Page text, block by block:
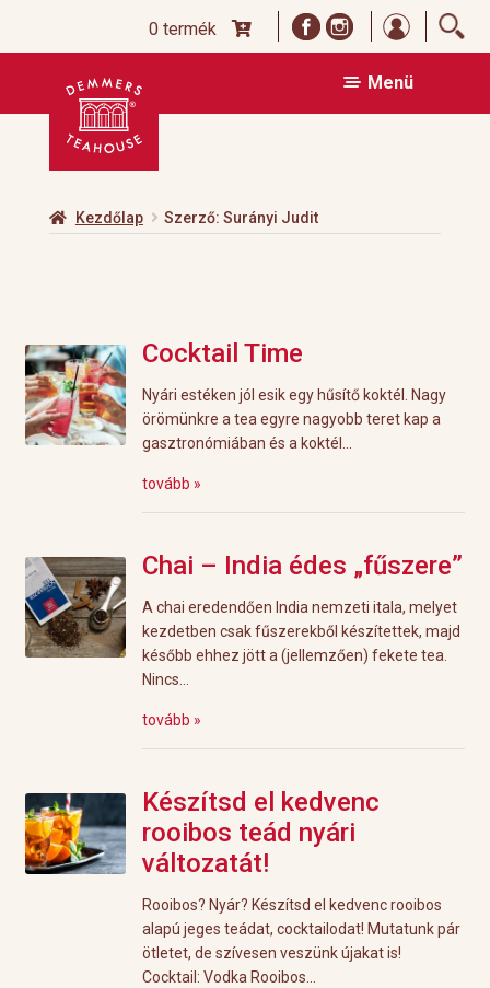
0 termék
Ugrás
navigációhoz
Kilépés
tartalomba
Menü
Kezdőlap Szerző: Surányi Judit
Cocktail Time
Nyári estéken jól esik egy hűsítő koktél. Nagy
örömünkre a tea egyre nagyobb teret kap a
gasztronómiában és a koktél...
tovább »
Chai – India édes „fűszere”
A chai eredendően India nemzeti itala, melyet
kezdetben csak fűszerekből készítettek, majd
később ehhez jött a (jellemzően) fekete tea.
Nincs...
tovább »
Készítsd el kedvenc
rooibos teád nyári
változatát!
Rooibos? Nyár? Készítsd el kedvenc rooibos
alapú jeges teádat, cocktailodat! Mutatunk pár
ötletet, de szívesen veszünk újakat is!
Cocktail: Vodka Rooibos...